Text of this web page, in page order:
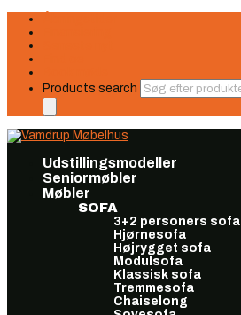
Products search
Udstillingsmodeller
Seniormøbler
Møbler
SOFA
3+2 personers sofa
Hjørnesofa
Højrygget sofa
Modulsofa
Klassisk sofa
Tremmesofa
Chaiselong